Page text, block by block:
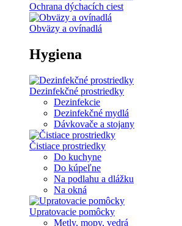
Ochrana dýchacích ciest
Obväzy a ovínadlá
Hygiena
Dezinfekčné prostriedky
Dezinfekcie
Dezinfekčné mydlá
Dávkovače a stojany
Čistiace prostriedky
Do kuchyne
Do kúpeľne
Na podlahu a dlážku
Na okná
Upratovacie pomôcky
Metly, mopy, vedrá